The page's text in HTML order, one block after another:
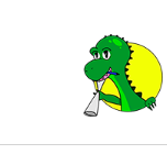
Actualités